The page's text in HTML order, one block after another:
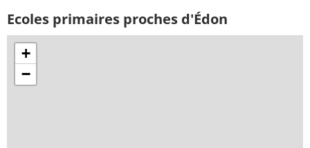
Ecoles primaires proches d'Édon
+
−